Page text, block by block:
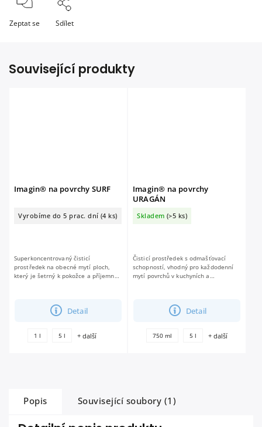
Zeptat se Sdílet
Související produkty
Imagin® na povrchy SURF
Vyrobíme do 5 prac. dní (4 ks)
Detail
Superkoncentrovaný čisticí
prostředek na obecné mytí ploch,
který je šetrný k pokožce a příjemně
1 l 5 l + další
Imagin® na povrchy
URAGÁN
Skladem (>5 ks)
Detail
Čisticí prostředek s odmašťovací
schopností, vhodný pro každodenní
mytí povrchů v kuchyních a
750 ml 5 l + další
Popis Související soubory (1)